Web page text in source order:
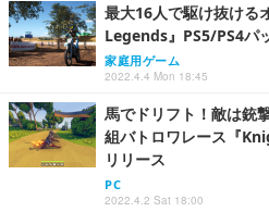
最大16人で駆け抜ける
Legends』PS5/PS4パ
家庭用ゲーム
2022.4.4 Mon 18:45
馬でドリフト！敵は銃
組バトロワレース『
リリース
PC
2022.4.2 Sat 18:00